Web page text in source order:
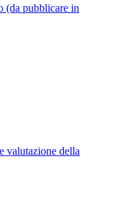
(da pubblicare in
valutazione della